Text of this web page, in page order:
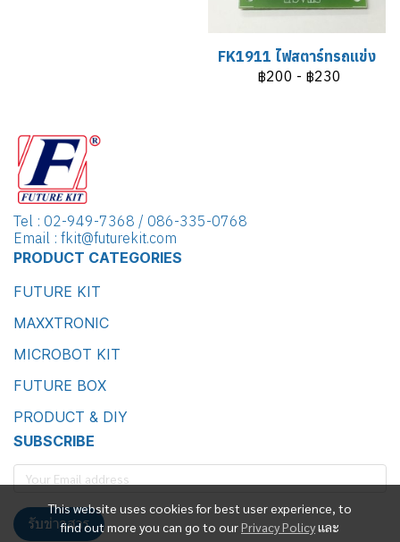
FK1911 ไฟสตาร์ทรถแข่ง
฿200 - ฿230
This website uses cookies for best user experience, to
find out more you can go to ourPrivacy Policyและ
Tel : 02-949-7368 / 086-335-0768
Email : fkit@futurekit.com
PRODUCT CATEGORIES
FUTURE KIT
MAXXTRONIC
MICROBOT KIT
FUTURE BOX
PRODUCT & DIY
SUBSCRIBE
รับข่าวสาร